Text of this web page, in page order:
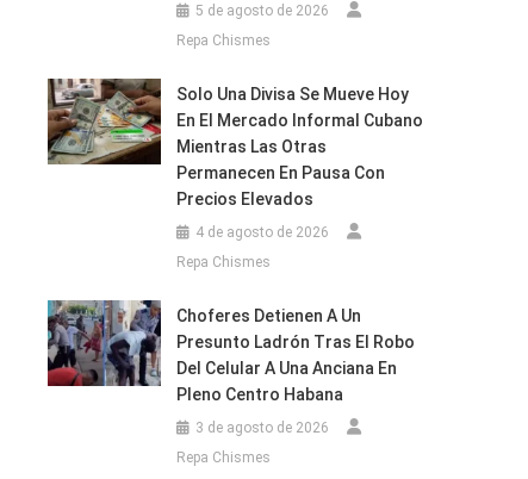
5 de agosto de 2026
Repa Chismes
Solo Una Divisa Se Mueve Hoy
En El Mercado Informal Cubano
Mientras Las Otras
Permanecen En Pausa Con
Precios Elevados
4 de agosto de 2026
Repa Chismes
Choferes Detienen A Un
Presunto Ladrón Tras El Robo
Del Celular A Una Anciana En
Pleno Centro Habana
3 de agosto de 2026
Repa Chismes